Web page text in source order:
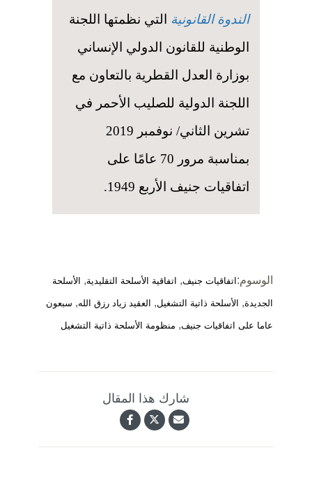
الندوة القانونية التي نظمتها اللجنة
الوطنية للقانون الدولي الإنساني
بوزارة العدل القطرية بالتعاون مع
اللجنة الدولية للصليب الأحمر في
تشرين الثاني/ نوفمبر 2019
بمناسبة مرور 70 عامًا على
اتفاقيات جنيف الأربع 1949.
الوسوم:اتفاقيات جنيف, اتفاقية الأسلحة التقليدية, الأسلحة
الجديدة, الأسلحة ذاتية التشغيل, العقيد زياد رزق الله, سبعون
عاما على اتفاقيات جنيف, منظومة الأسلحة ذاتية التشغيل
شارك هذا المقال